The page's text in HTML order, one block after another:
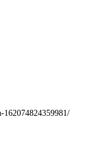
162074824359981/